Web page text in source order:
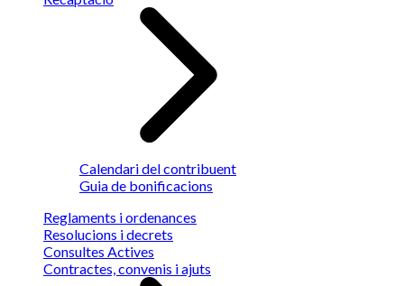
Calendari del contribuent
Guia de bonificacions
Reglaments i ordenances
Resolucions i decrets
Consultes Actives
Contractes, convenis i ajuts